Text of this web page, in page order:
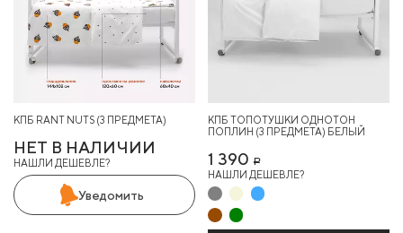
КПБ RANT NUTS (3 ПРЕДМЕТА)
НЕТ В НАЛИЧИИ
НАШЛИ ДЕШЕВЛЕ?
Уведомить
КПБ ТОПОТУШКИ ОДНОТОН
ПОПЛИН (3 ПРЕДМЕТА) БЕЛЫЙ
1 390 Р
НАШЛИ ДЕШЕВЛЕ?